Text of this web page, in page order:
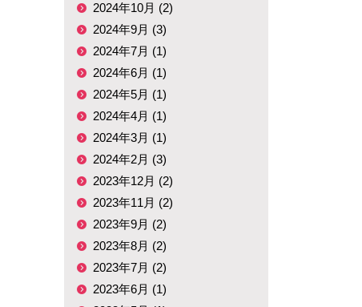
2024年10月 (2)
2024年9月 (3)
2024年7月 (1)
2024年6月 (1)
2024年5月 (1)
2024年4月 (1)
2024年3月 (1)
2024年2月 (3)
2023年12月 (2)
2023年11月 (2)
2023年9月 (2)
2023年8月 (2)
2023年7月 (2)
2023年6月 (1)